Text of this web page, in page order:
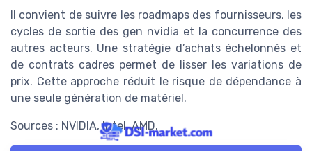
Il convient de suivre les roadmaps des fournisseurs, les
cycles de sortie des gen nvidia et la concurrence des
autres acteurs. Une stratégie d’achats échelonnés et
de contrats cadres permet de lisser les variations de
prix. Cette approche réduit le risque de dépendance à
une seule génération de matériel.
Sources : NVIDIA, Intel, AMD.